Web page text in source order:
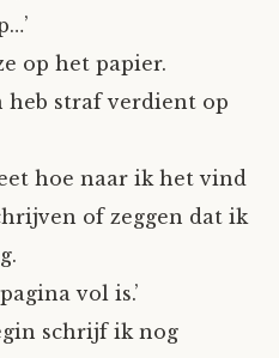
op het papier.
heb straf verdient op
hoe naar ik het vind
of zeggen dat ik
vol is.’
schrijf ik nog